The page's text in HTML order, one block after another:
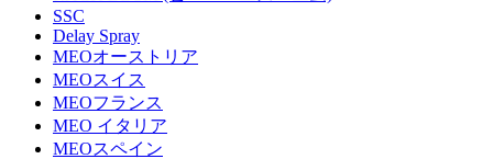
SSC
Delay Spray
MEOオーストリア
MEOスイス
MEOフランス
MEO イタリア
MEOスペイン